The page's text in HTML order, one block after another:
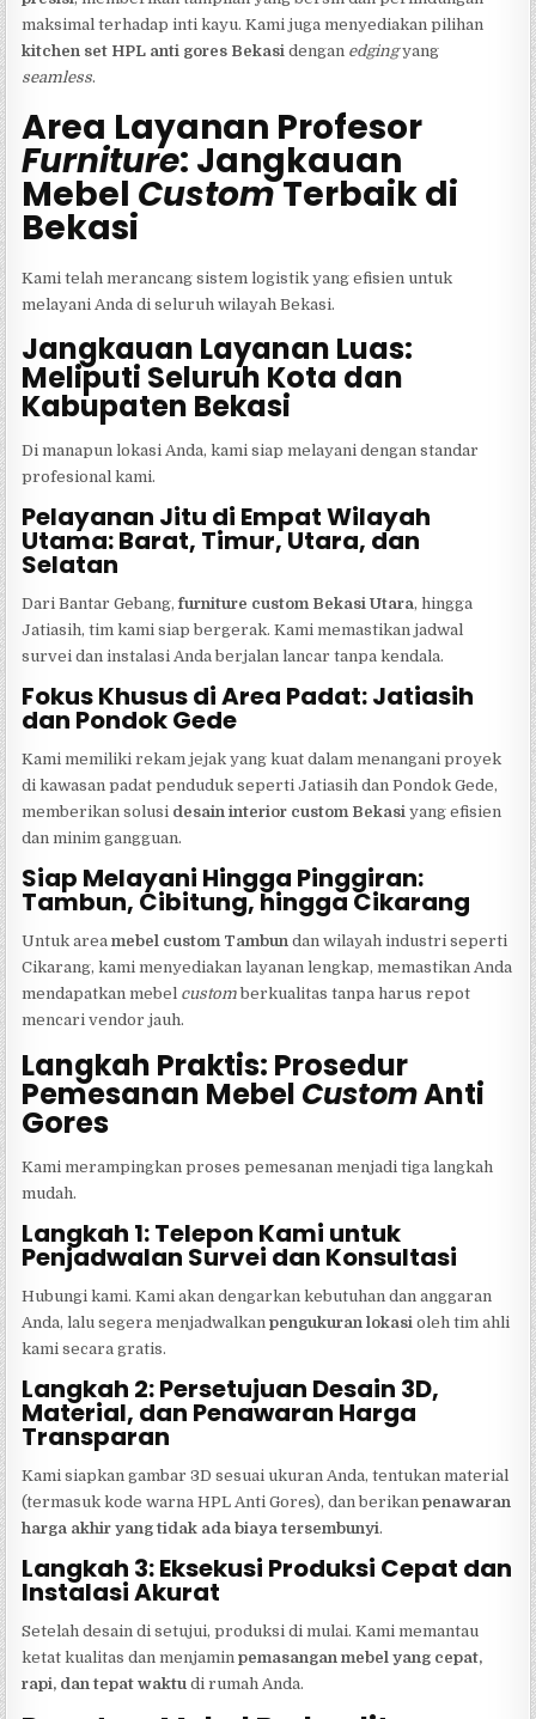
maksimal terhadap inti kayu. Kami juga menyediakan pilihan
kitchen set HPL anti gores Bekasi dengan edgingyang
seamless.
Area Layanan Profesor
Furniture: Jangkauan
Mebel CustomTerbaik di
Bekasi
Kami telah merancang sistem logistik yang efisien untuk
melayani Anda di seluruh wilayah Bekasi.
Jangkauan Layanan Luas:
Meliputi Seluruh Kota dan
Kabupaten Bekasi
Di manapun lokasi Anda, kami siap melayani dengan standar
profesional kami.
Pelayanan Jitu di Empat Wilayah
Utama: Barat, Timur, Utara, dan
Selatan
Dari Bantar Gebang,furniture custom Bekasi Utara, hingga
Jatiasih, tim kami siap bergerak. Kami memastikan jadwal
survei dan instalasi Anda berjalan lancar tanpa kendala.
Fokus Khusus di Area Padat: Jatiasih
dan Pondok Gede
Kami memiliki rekam jejak yang kuat dalam menangani proyek
di kawasan padat penduduk seperti Jatiasih dan Pondok Gede,
memberikan solusi desain interior custom Bekasi yang efisien
dan minim gangguan.
Siap Melayani Hingga Pinggiran:
Tambun, Cibitung, hingga Cikarang
Untuk areamebel custom Tambun dan wilayah industri seperti
Cikarang, kami menyediakan layanan lengkap, memastikan Anda
mendapatkan mebel customberkualitas tanpa harus repot
mencari vendor jauh.
Langkah Praktis: Prosedur
Pemesanan Mebel CustomAnti
Gores
Kami merampingkan proses pemesanan menjadi tiga langkah
mudah.
Langkah 1: Telepon Kami untuk
Penjadwalan Survei dan Konsultasi
Hubungi kami. Kami akan dengarkan kebutuhan dan anggaran
Anda, lalu segera menjadwalkanpengukuran lokasi oleh tim ahli
kami secara gratis.
Langkah 2: Persetujuan Desain 3D,
Material, dan Penawaran Harga
Transparan
Kami siapkan gambar 3D sesuai ukuran Anda, tentukan material
(termasuk kode warna HPL Anti Gores), dan berikanpenawaran
harga akhir yang tidak ada biaya tersembunyi.
Langkah 3: Eksekusi Produksi Cepat dan
Instalasi Akurat
Setelah desain di setujui, produksi di mulai. Kami memantau
ketat kualitas dan menjaminpemasangan mebel yang cepat,
rapi, dan tepat waktu di rumah Anda.